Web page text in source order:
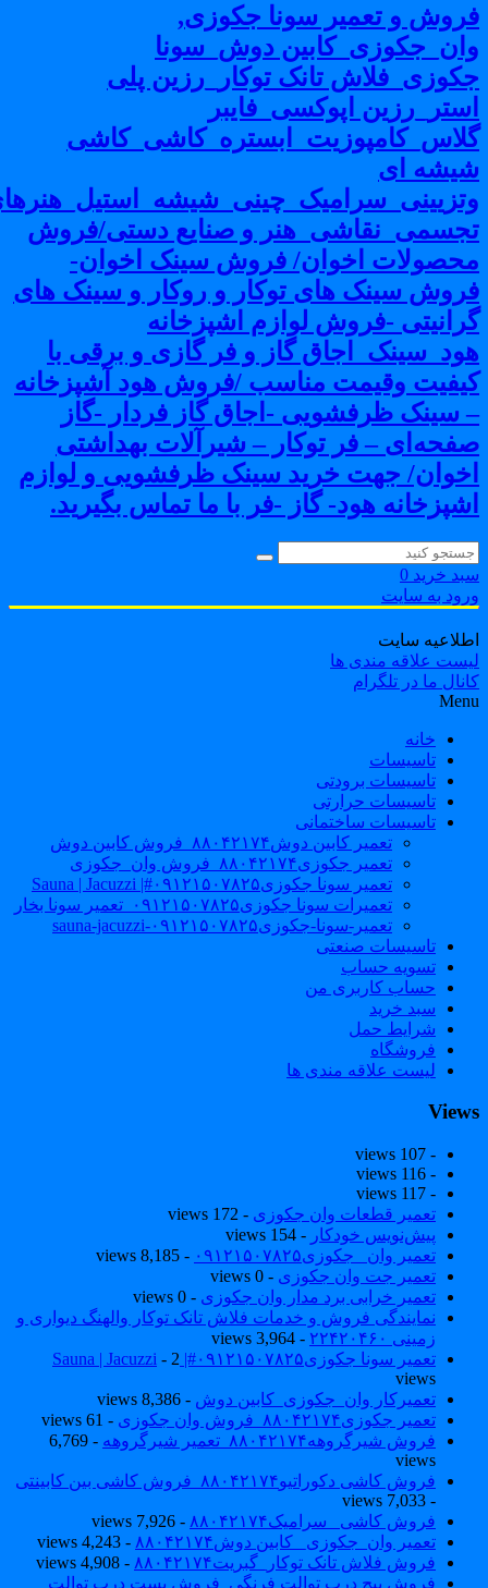
و تعمیر سونا جکوزی,
دوش_سونا
تانک توکار_رزین پلی
اپوکسی_فایبر
ای
و صنایع دستی/فروش
اخوان/ فروش سینک اخوان-
سینک های توکار و روکار و سینک های
-فروش لوازم اشپزخانه
گاز و فر گازی و برقی با
وقیمت مناسب /فروش هود آشپزخانه
سینک ظرفشویی -اجاق گاز فردار -گاز
– فر توکار – شیرآلات بهداشتی
جهت خرید سینک ظرفشویی و لوازم
هود- گاز -فر با ما تماس بگیرید.
خرید 0
به سایت
سایت
علاقه مندی ها
ما در تلگرام
خانه
تاسیسات
تاسیسات برودتی
تاسیسات حرارتی
تاسیسات ساختمانی
تعمیر کابین دوش۸۸۰۴۲۱۷۴_فروش کابین دوش
تعمیر جکوزی۸۸۰۴۲۱۷۴_فروش وان_جکوزی
تعمیر سونا جکوزی۰۹۱۲۱۵۰۷۸۲۵#| Sauna | Jacuzzi
تعمیرات سونا جکوزی۰۹۱۲۱۵۰۷۸۲۵_تعمیر سونا بخار
تعمیر-سونا-جکوزی۰۹۱۲۱۵۰۷۸۲۵-sauna-jacuzzi
تاسیسات صنعتی
تسویه حساب
حساب کاربری من
سبد خرید
شرایط حمل
فروشگاه
لیست علاقه مندی ها
- 107 views
- 116 views
- 117 views
تعمیر قطعات وان جکوزی - 172 views
پیش‌نویس خودکار- 154 views
تعمیر وان _جکوزی۰۹۱۲۱۵۰۷۸۲۵
- 8,185 views
تعمیر جت وان جکوزی - 0 views
تعمیر خرابی برد مدار وان جکوزی - 0 views
نمایندگی فروش و خدمات فلاش تانک توکار والهنگ دیواری و
زمینی ۲۲۴۲۰۴۶۰
- 3,964 views
تعمیر سونا جکوزی۰۹۱۲۱۵۰۷۸۲۵#| Sauna | Jacuzzi
- 2
views
تعمیرکار وان_جکوزی_کابین دوش- 8,386 views
تعمیر جکوزی۸۸۰۴۲۱۷۴_فروش وان جکوزی
- 61 views
فروش شیرگروهه۸۸۰۴۲۱۷۴_تعمیر شیرگروهه
- 6,769
views
فروش کاشی دکوراتیو۸۸۰۴۲۱۷۴_فروش کاشی بین کابینتی
فروش کاشی _سرامیک۸۸۰۴۲۱۷۴
- 7,926 views
تعمیر وان_جکوزی_ کابین دوش۸۸۰۴۲۱۷۴
- 4,243 views
فروش فلاش تانک توکار_گبریت۸۸۰۴۲۱۷۴
- 4,908 views
فروش پیچ درب توالت فرنگی_فروش بست درب توالت